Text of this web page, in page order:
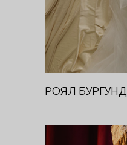
РОЯЛ